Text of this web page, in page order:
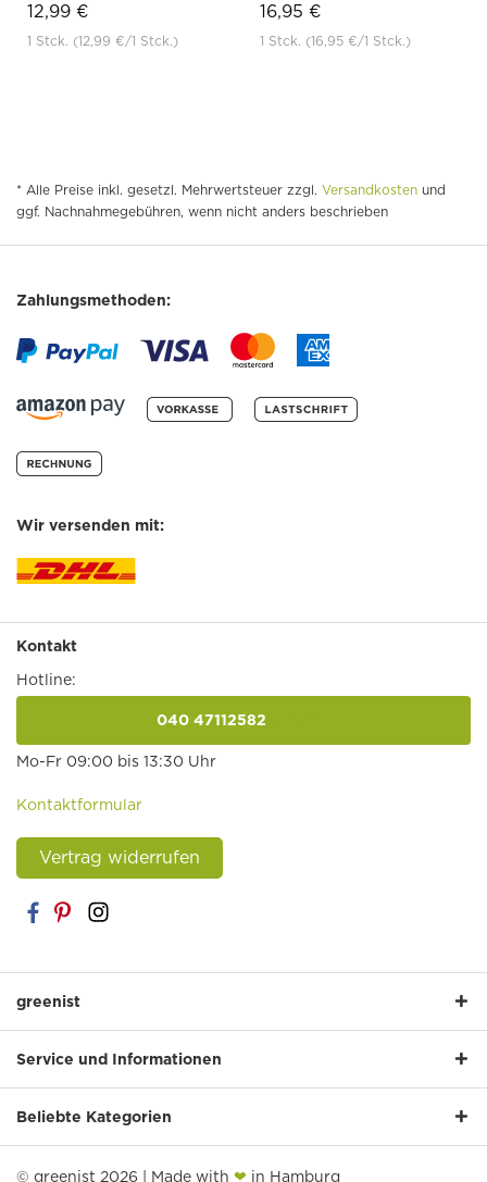
12,99 €
1 Stck. (12,99 €/1 Stck.)
16,95 €
1 Stck. (16,95 €/1 Stck.)
* Alle Preise inkl. gesetzl. Mehrwertsteuer zzgl. Versandkosten und
ggf. Nachnahmegebühren, wenn nicht anders beschrieben
Zahlungsmethoden:
Wir versenden mit:
Kontakt
Hotline:
040 47112582
Mo-Fr 09:00 bis 13:30 Uhr
Kontaktformular
Vertrag widerrufen
greenist
Service und Informationen
Beliebte Kategorien
© greenist 2026 | Made with ❤ in Hamburg